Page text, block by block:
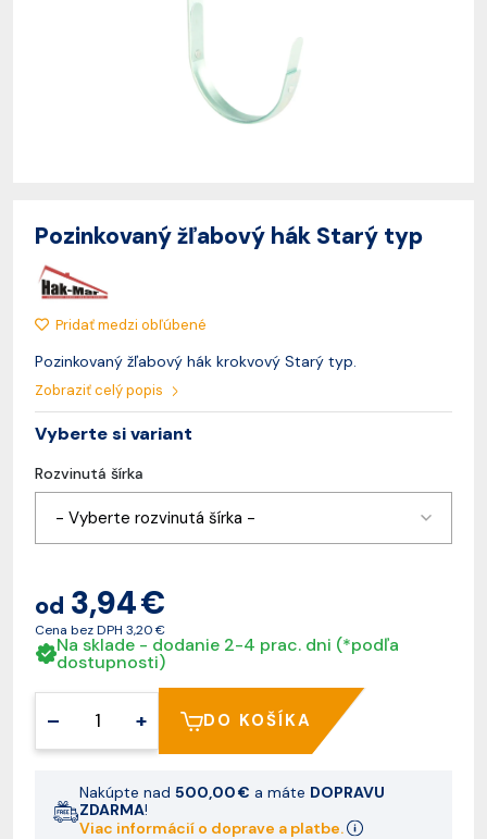
Pozinkovaný žľabový hák Starý typ
Pridať medzi obľúbené
Pozinkovaný žľabový hák krokvový Starý typ.
Zobraziť celý popis
Vyberte si variant
Rozvinutá šírka
- Vyberte rozvinutá šírka -
od 3,94 €
Cena bez DPH 3,20 €
Na sklade - dodanie 2-4 prac. dni (*podľa
dostupnosti)
– + DO KOŠÍKA
Nakúpte nad 500,00 € a máte DOPRAVU
ZDARMA!
Viac informácií o doprave a platbe.